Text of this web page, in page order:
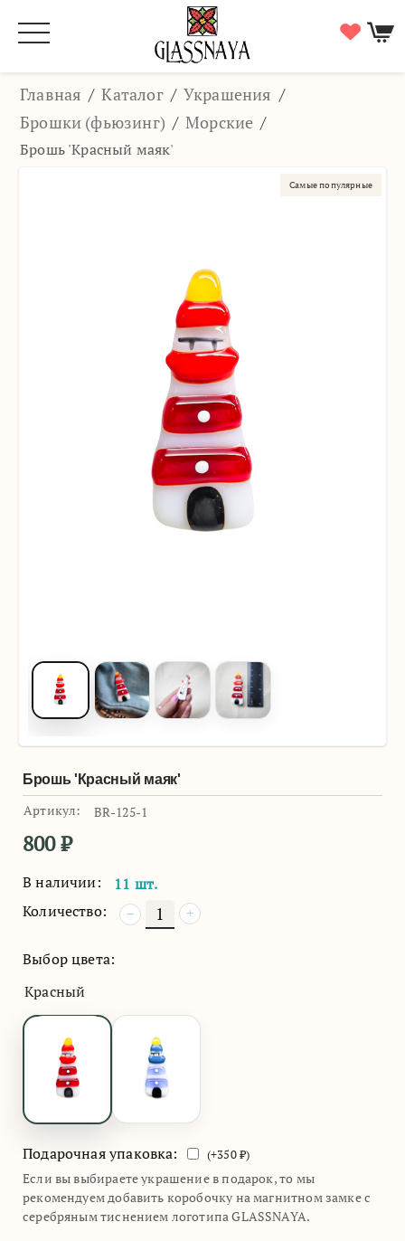
Главная / Каталог / Украшения /
Брошки (фьюзинг) / Морские /
Брошь 'Красный маяк'
Самые популярные
Брошь 'Красный маяк'
Артикул: BR-125-1
800₽
В наличии:
11 шт.
Количество:
+
−
Выбор цвета:
Красный
Подарочная упаковка: (+350₽)
Если вы выбираете украшение в подарок, то мы
рекомендуем добавить коробочку на магнитном замке с
серебряным тиснением логотипа GLASSNAYA.